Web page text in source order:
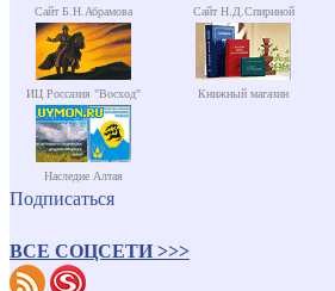
Сайт Б.Н.Абрамова Сайт Н.Д.Спириной
ИЦ Россазия "Восход" Книжный магазин
Наследие Алтая
Подписаться
ВСЕ СОЦСЕТИ >>>